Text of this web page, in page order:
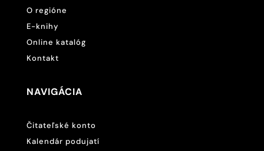
O regióne
E-knihy
Online katalóg
Kontakt
NAVIGÁCIA
Čitateľské konto
Kalendár podujatí